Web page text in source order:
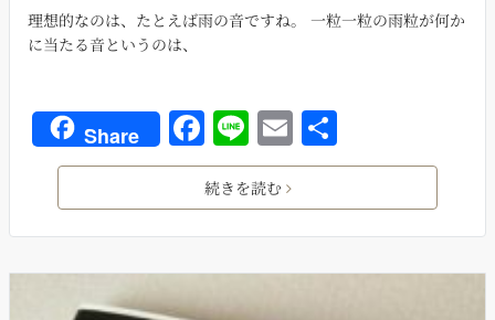
理想的なのは、たとえば雨の音ですね。 一粒一粒の雨粒が何か
に当たる音というのは、
Share F
a
c
e
b
o
Li
n
e
E
m
ai
l
有
続きを読む